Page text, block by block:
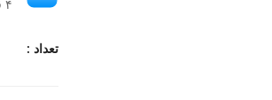
۴ قسط بدون کارمزد، ماهانه ۹۶۲٬۵۰۰ تومان
تعداد :